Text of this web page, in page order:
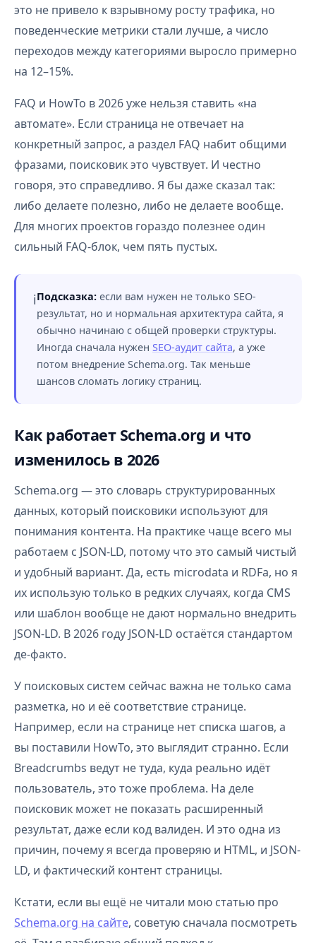
это не привело к взрывному росту трафика, но
поведенческие метрики стали лучше, а число
переходов между категориями выросло примерно
на 12–15%.
FAQ и HowTo в 2026 уже нельзя ставить «на
автомате». Если страница не отвечает на
конкретный запрос, а раздел FAQ набит общими
фразами, поисковик это чувствует. И честно
говоря, это справедливо. Я бы даже сказал так:
либо делаете полезно, либо не делаете вообще.
Для многих проектов гораздо полезнее один
сильный FAQ-блок, чем пять пустых.
ℹ️Подсказка: если вам нужен не только SEO-
результат, но и нормальная архитектура сайта, я
обычно начинаю с общей проверки структуры.
Иногда сначала нужен SEO-аудит сайта, а уже
потом внедрение Schema.org. Так меньше
шансов сломать логику страниц.
Как работает Schema.org и что
изменилось в 2026
Schema.org — это словарь структурированных
данных, который поисковики используют для
понимания контента. На практике чаще всего мы
работаем с JSON-LD, потому что это самый чистый
и удобный вариант. Да, есть microdata и RDFa, но я
их использую только в редких случаях, когда CMS
или шаблон вообще не дают нормально внедрить
JSON-LD. В 2026 году JSON-LD остаётся стандартом
де-факто.
У поисковых систем сейчас важна не только сама
разметка, но и её соответствие странице.
Например, если на странице нет списка шагов, а
вы поставили HowTo, это выглядит странно. Если
Breadcrumbs ведут не туда, куда реально идёт
пользователь, это тоже проблема. На деле
поисковик может не показать расширенный
результат, даже если код валиден. И это одна из
причин, почему я всегда проверяю и HTML, и JSON-
LD, и фактический контент страницы.
Кстати, если вы ещё не читали мою статью про
Schema.org на сайте, советую сначала посмотреть